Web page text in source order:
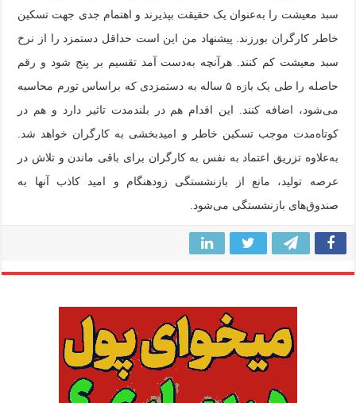
سبد معیشت را به‌عنوان یک حقیقت بپذیرند و اهتمام جدی جهت تسکین
خاطر کارگران بورزند. پیشنهاد من این است حداقل دستمزد را از نرخ
سبد معیشت کم کنند. هرآنچه به‌‌دست آمد تقسیم بر پنج شود و رقم
حاصله را طی یک بازه ۵ ساله به دستمزدی که براساس تورم محاسبه
می‌شود، اضافه کنند. این اقدام هم در بلندمدت تاثیر دارد و هم در
کوتاه‌مدت موجب تسکین خاطر و امیدبخشی به کارگران خواهد شد.
به‌علاوه تزریق اعتماد به نفس به کارگران برای باقی ماندن و تلاش در
عرصه تولید، مانع از بازنشستگی زودهنگام و امید کاذب آنها به
صندوق‌های بازنشستگی می‌شود.